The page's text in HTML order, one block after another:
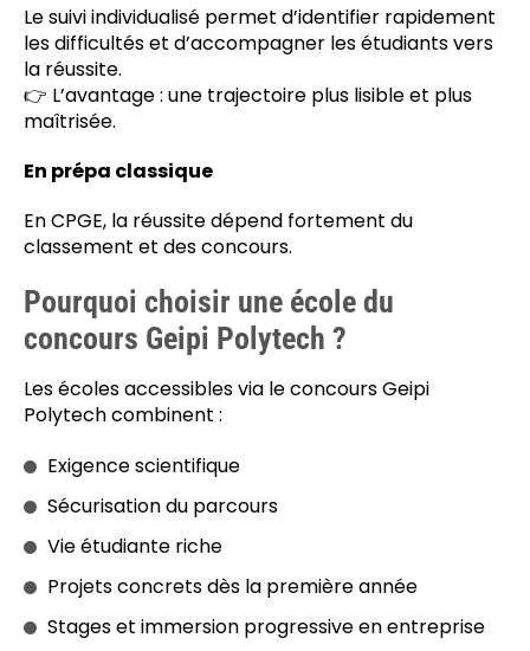
Le suivi individualisé permet d’identifier rapidement
les difficultés et d’accompagner les étudiants vers
la réussite.
👉 L’avantage : une trajectoire plus lisible et plus
maîtrisée.
En prépa classique
En CPGE, la réussite dépend fortement du
classement et des concours.
Pourquoi choisir une école du
concours Geipi Polytech ?
Les écoles accessibles via le concours Geipi
Polytech combinent :
Exigence scientifique
Sécurisation du parcours
Vie étudiante riche
Projets concrets dès la première année
Stages et immersion progressive en entreprise